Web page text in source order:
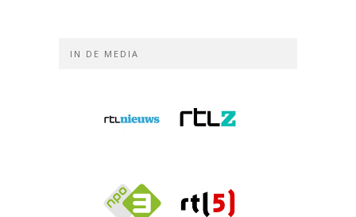
IN DE MEDIA